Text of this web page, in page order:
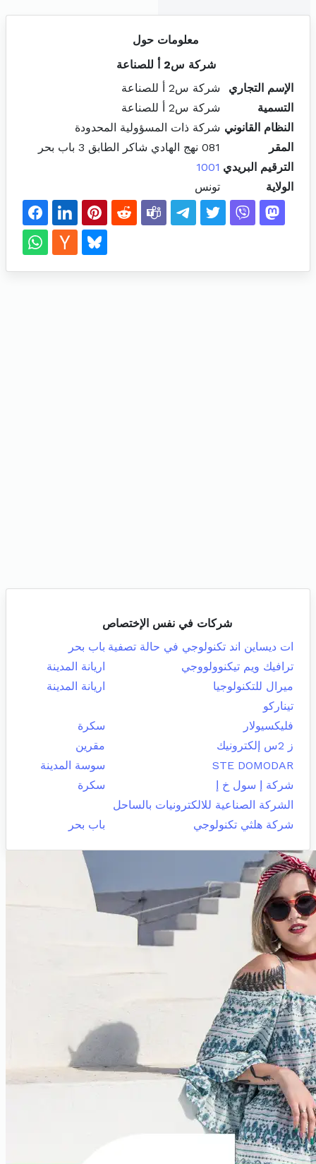
معلومات حول
شركة س2 أ للصناعة
الإسم التجاري
شركة س2 أ للصناعة
التسمية
شركة س2 أ للصناعة
النظام القانوني شركة ذات المسؤولية المحدودة
المقر
081 نهج الهادي شاكر الطابق 3 باب بحر
الترقيم البريدي 1001
الولاية
تونس
شركات في نفس الإختصاص
ات ديساين اند تكنولوجي في حالة تصفية باب بحر
ترافيك ويم تيكنوولووجي
اريانة المدينة
ميرال للتكنولوجيا
اريانة المدينة
تيناركو
فليكسيولار
سكرة
ز 2س إلكترونيك
مقرين
STE DOMODAR
سوسة المدينة
شركة إ سول خ إ
سكرة
الشركة الصناعية للالكترونيات بالساحل
شركة هلثي تكنولوجي
باب بحر